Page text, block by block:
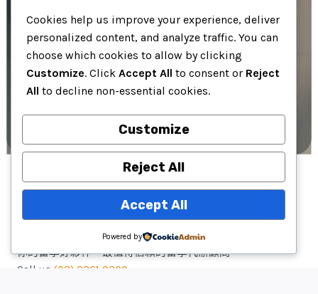
你的留學好夥伴，最值得信賴的留學代辦顧問
Call us (02) 2361 0300
Cookies help us improve your experience, deliver
personalized content, and analyze traffic. You can
choose which cookies to allow by clicking
Customize. Click Accept All to consent or Reject
All to decline non-essential cookies.
Customize
Reject All
Accept All
Powered by